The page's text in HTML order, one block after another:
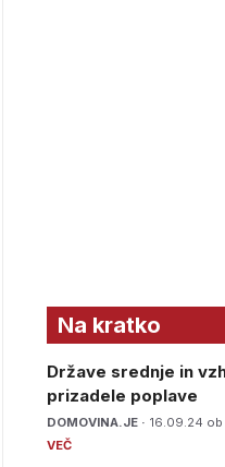
Na kratko
Države srednje in
prizadele poplave
DOMOVINA.JE · 16.09.24 ob